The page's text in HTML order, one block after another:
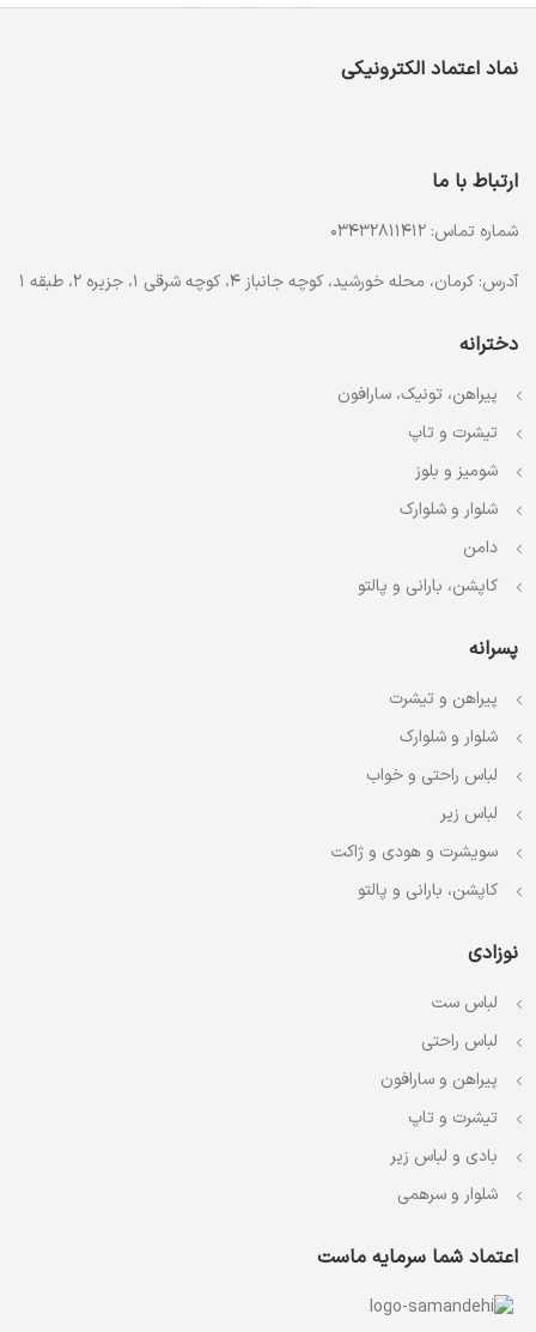
نماد اعتماد الکترونیکی
ارتباط با ما
شماره تماس: 03432811412
آدرس: کرمان، محله خورشید، کوچه جانباز 4، کوچه شرقی 1، جزیره 2، طبقه 1
دخترانه
پیراهن، تونیک، سارافون
تیشرت و تاپ
شومیز و بلوز
شلوار و شلوارک
دامن
کاپشن، بارانی و پالتو
پسرانه
پیراهن و تیشرت
شلوار و شلوارک
لباس راحتی و خواب
لباس زیر
سویشرت و هودی و ژاکت
کاپشن، بارانی و پالتو
نوزادی
لباس ست
لباس راحتی
پیراهن و سارافون
تیشرت و تاپ
بادی و لباس زیر
شلوار و سرهمی
اعتماد شما سرمایه ماست